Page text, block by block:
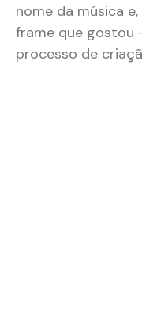
nome da música
frame que gostou
processo de